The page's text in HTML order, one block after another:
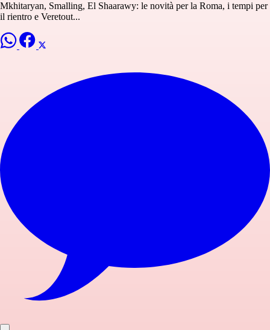
Mkhitaryan, Smalling, El Shaarawy: le novità per la Roma, i tempi per
il rientro e Veretout...